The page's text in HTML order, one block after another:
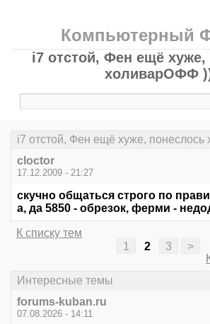
Компьютерный
i7 отстой, Фен ещё хуже,
холиварОФФ
i7 отстой, Фен ещё хуже,
cloctor
17.12.2009 - 21:27
скучно общаться строго по
а, да 5850 - обрезок, ферми -
К списку тем
1
2 3
>
Интересные темы
forums-kuban.ru
07.08.2026 - 14:11